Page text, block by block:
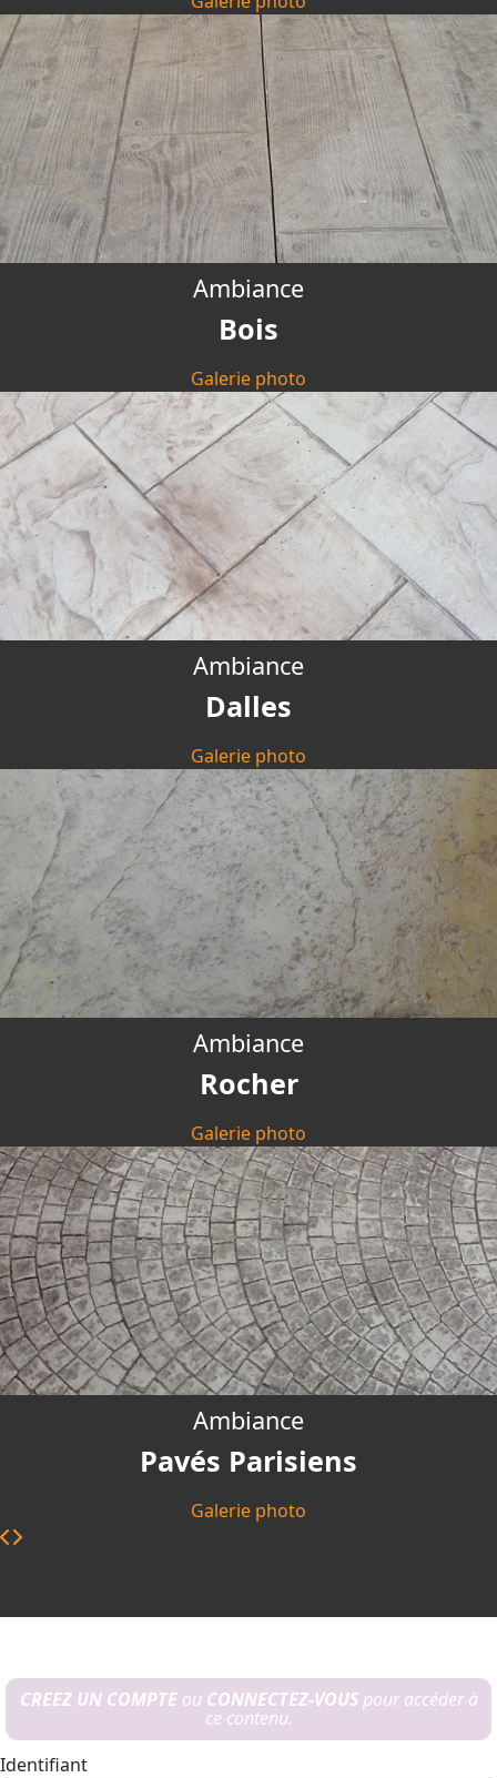
Ambiance
Bois
Galerie photo
Ambiance
Dalles
Galerie photo
Ambiance
Rocher
Galerie photo
Ambiance
Pavés Parisiens
Galerie photo
CREEZ UN COMPTEouCONNECTEZ-VOUS pour accéder à
ce contenu.
Identifiant